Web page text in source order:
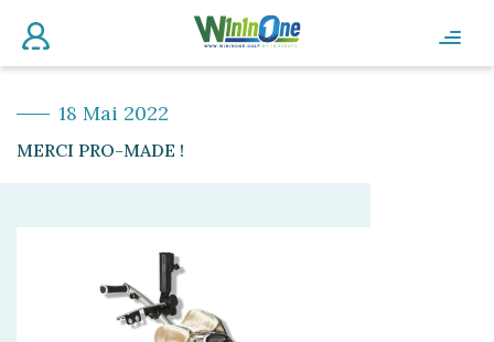
18 Mai 2022
MERCI PRO-MADE !